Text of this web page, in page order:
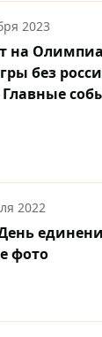
2023
на
без
2022
фото